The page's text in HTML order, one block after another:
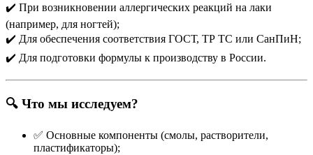
✔️ При возникновении аллергических реакций на лаки
(например, для ногтей);
✔️ Для обеспечения соответствия ГОСТ, ТР ТС или СанПиН;
✔️ Для подготовки формулы к производству в России.
🔍 Что мы исследуем?
✅ Основные компоненты (смолы, растворители,
пластификаторы);